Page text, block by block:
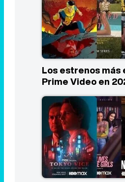
Los estrenos más
Prime Video en